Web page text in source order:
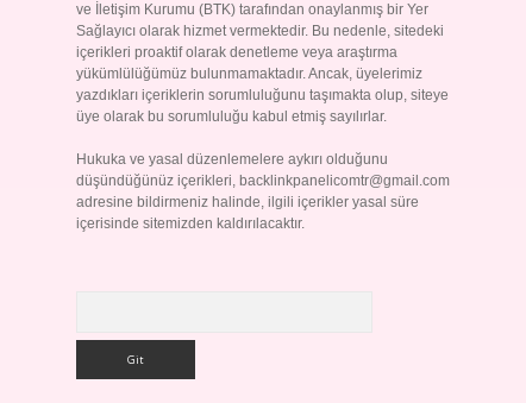
ve İletişim Kurumu (BTK) tarafından onaylanmış bir Yer
Sağlayıcı olarak hizmet vermektedir. Bu nedenle, sitedeki
içerikleri proaktif olarak denetleme veya araştırma
yükümlülüğümüz bulunmamaktadır. Ancak, üyelerimiz
yazdıkları içeriklerin sorumluluğunu taşımakta olup, siteye
üye olarak bu sorumluluğu kabul etmiş sayılırlar.
Hukuka ve yasal düzenlemelere aykırı olduğunu
düşündüğünüz içerikleri, backlinkpanelicomtr@gmail.com
adresine bildirmeniz halinde, ilgili içerikler yasal süre
içerisinde sitemizden kaldırılacaktır.